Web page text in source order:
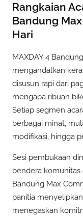
Rangkaian
Bandung
Hari
MAXDAY 4
mengandalkan
disusun rapi dari
mengapa ribuan
Setiap segmen
berbagai minat,
modifikasi, hingga
Sesi pembukaan
bendera
Bandung Max
panitia
menegaskan